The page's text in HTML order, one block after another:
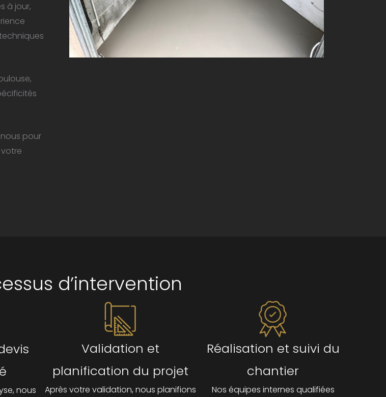
à jour,
pour
d’intervention
nous
Validation et
planification du projet
Après votre validation, nous planifions
Réalisation et suivi du
chantier
Nos équipes internes qualifiées